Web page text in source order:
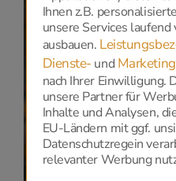
Zur Anzeige dieser
Einwilligung zu Google
Datenschutzerklärung
Ihnen z.B.
unsere Services laufend
ausbauen.
Dienste- und
nach Ihrer Einwilligung.
unsere Partner für
Inhalte und Analysen,
EU-Ländern mit ggf.
Datenschutzregein
relevanter Werbung